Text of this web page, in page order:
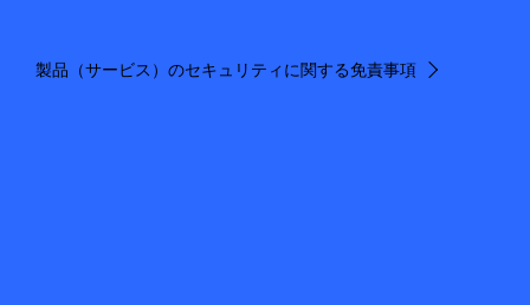
製品（サービス）のセキュリティに関する免責事項